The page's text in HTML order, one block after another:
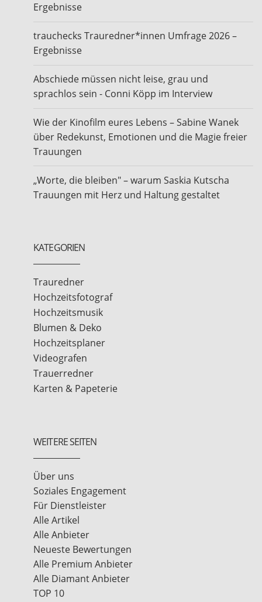
Ergebnisse
trauchecks Trauredner*innen Umfrage 2026 –
Ergebnisse
Abschiede müssen nicht leise, grau und
sprachlos sein - Conni Köpp im Interview
Wie der Kinofilm eures Lebens – Sabine Wanek
über Redekunst, Emotionen und die Magie freier
Trauungen
„Worte, die bleiben" – warum Saskia Kutscha
Trauungen mit Herz und Haltung gestaltet
KATEGORIEN
Trauredner
Hochzeitsfotograf
Hochzeitsmusik
Blumen & Deko
Hochzeitsplaner
Videografen
Trauerredner
Karten & Papeterie
WEITERE SEITEN
Über uns
Soziales Engagement
Für Dienstleister
Alle Artikel
Alle Anbieter
Neueste Bewertungen
Alle Premium Anbieter
Alle Diamant Anbieter
TOP 10